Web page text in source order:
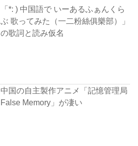
「*: ) 中国語で いーあるふぁんくら
ぶ 歌ってみた（一二粉絲俱樂部）」
の歌詞と読み仮名
中国の自主製作アニメ「記憶管理局
False Memory」が凄い